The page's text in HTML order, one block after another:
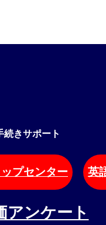
きサポート
プセンター 英
アンケート